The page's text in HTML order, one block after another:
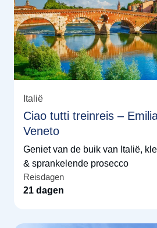
Italië
Ciao tutti treinreis –
Veneto
Geniet van de buik van Italië,
& sprankelende prosecco
Reisdagen
21 dagen